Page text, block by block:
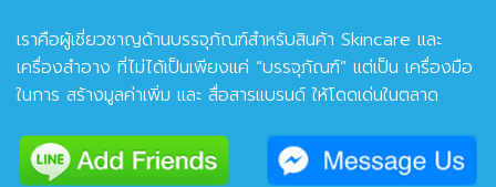
เราคือผู้เชี่ยวชาญด้านบรรจุภัณฑ์สำหรับสินค้า Skincare และ
เครื่องสำอาง ที่ไม่ได้เป็นเพียงแค่ “บรรจุภัณฑ์” แต่เป็น เครื่องมือ
ในการ สร้างมูลค่าเพิ่ม และ สื่อสารแบรนด์ ให้โดดเด่นในตลาด